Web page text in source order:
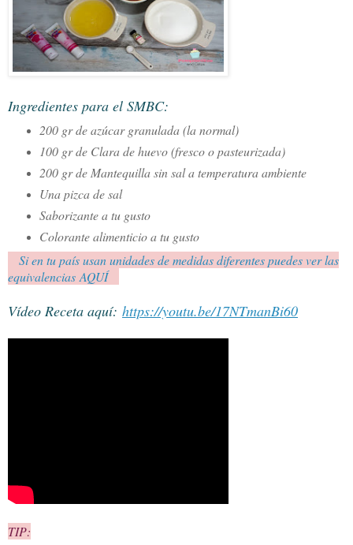
Ingredientes para el SMBC:
200 gr de azúcar granulada (la normal)
100 gr de Clara de huevo (fresco o pasteurizada)
200 gr de Mantequilla sin sal a temperatura ambiente
Una pizca de sal
Saborizante a tu gusto
Colorante alimenticio a tu gusto
Si en tu país usan unidades de medidas diferentes puedes ver las
equivalencias AQUÍ
Vídeo Receta aquí: https://youtu.be/17NTmanBi60
TIP: